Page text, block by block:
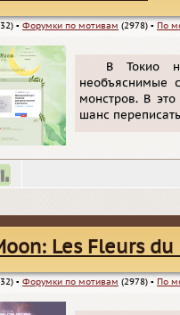
▪ Форумки по мотивам (2978) ▪ По
В Токио
необъяснимые
монстров. В
шанс
Les Fleurs
▪ Форумки по мотивам (2978) ▪ По